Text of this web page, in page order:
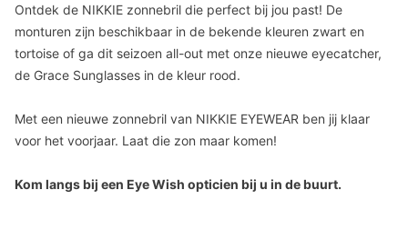
Ontdek de NIKKIE zonnebril die perfect bij jou past! De
monturen zijn beschikbaar in de bekende kleuren zwart en
tortoise of ga dit seizoen all-out met onze nieuwe eyecatcher,
de Grace Sunglasses in de kleur rood.
Met een nieuwe zonnebril van NIKKIE EYEWEAR ben jij klaar
voor het voorjaar. Laat die zon maar komen!
Kom langs bij een Eye Wish opticien bij u in de buurt.